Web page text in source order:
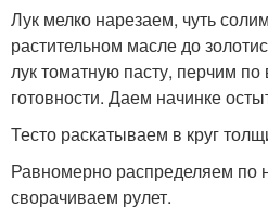
Лук мелко нарезаем, чуть
растительном масле до
лук томатную пасту, перчим
готовности. Даем начинке
Тесто раскатываем в круг
Равномерно распределяем по
сворачиваем рулет.